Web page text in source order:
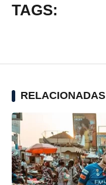
TAGS:
RELACIONADAS